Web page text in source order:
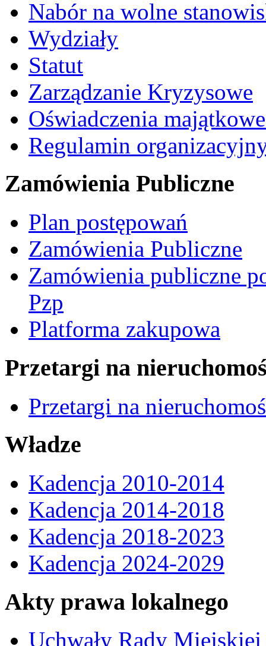
Nabór na wolne
Wydziały
Statut
Zarządzanie Kryzysowe
Oświadczenia
Regulamin
Zamówienia Publiczne
Plan postępowań
Zamówienia Publiczne
Zamówienia publiczne
Pzp
Platforma zakupowa
Przetargi na
Przetargi na
Władze
Kadencja 2010-2014
Kadencja 2014-2018
Kadencja 2018-2023
Kadencja 2024-2029
Akty prawa lokalnego
Uchwały Rady Miejskiej